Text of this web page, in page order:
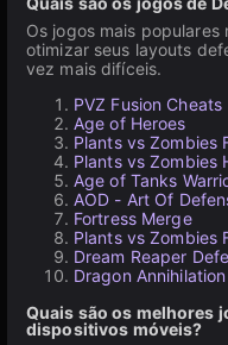
Os jogos mais
otimizar seus layouts
vez mais difíceis.
PVZ Fusion Cheats
Age of Heroes
Plants vs Zombies
Plants vs Zombies
Age of Tanks
AOD - Art Of
Fortress Merge
Plants vs Zombies
Dream Reaper
Dragon Annihilation
Quais são os melhores
dispositivos móveis?